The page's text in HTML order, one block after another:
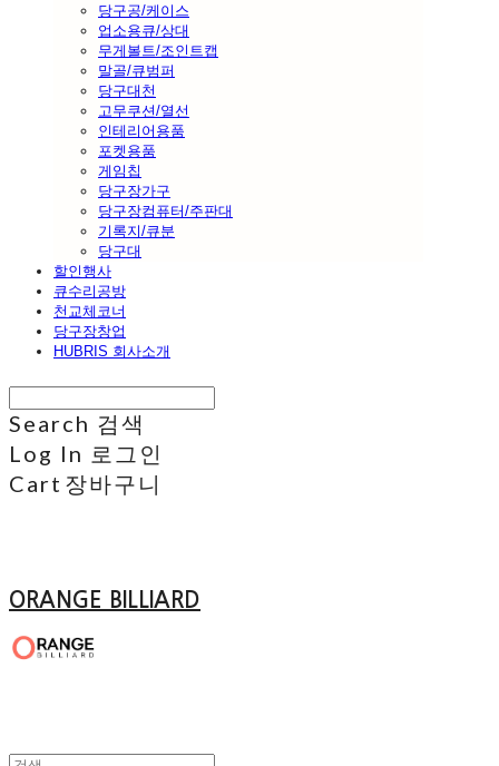
당구공/케이스
업소용큐/상대
무게볼트/조인트캡
말골/큐범퍼
당구대천
고무쿠션/열선
인테리어용품
포켓용품
게임칩
당구장가구
당구장컴퓨터/주판대
기록지/큐분
당구대
할인행사
큐수리공방
천교체코너
당구장창업
HUBRIS 회사소개
Search 검색
Log In 로그인
Cart 장바구니
ORANGE BILLIARD